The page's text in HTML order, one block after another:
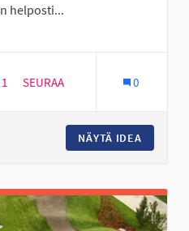
helposti...
Läntinen Seinäjoki
1 1 SEURAAJA
SEURAA 0
NÄYTÄ IDEA